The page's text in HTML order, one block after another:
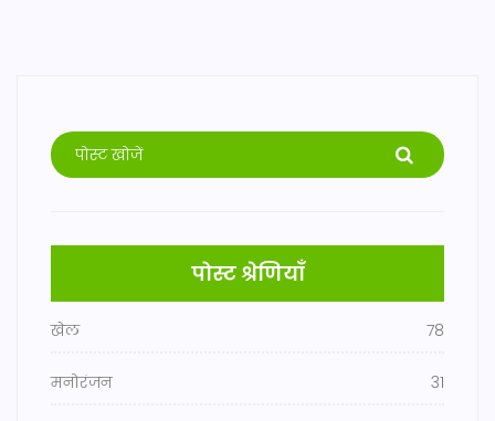
पोस्ट श्रेणियाँ
खेल 78
मनोरंजन 31